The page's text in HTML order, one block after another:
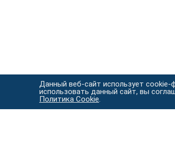
Данный веб-сайт использует cookie-
использовать данный сайт, вы
Политика Cookie.